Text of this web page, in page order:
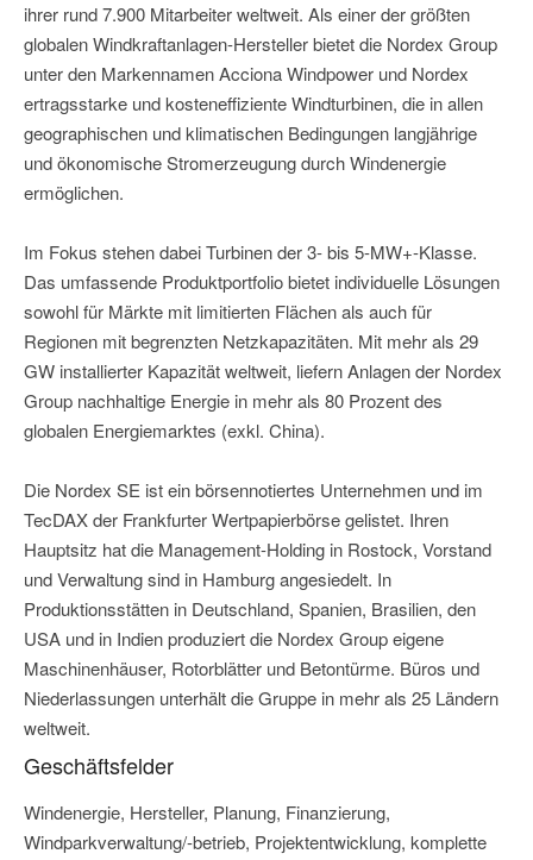
ihrer rund 7.900 Mitarbeiter weltweit. Als einer der größten
globalen Windkraftanlagen-Hersteller bietet die Nordex Group
unter den Markennamen Acciona Windpower und Nordex
ertragsstarke und kosteneffiziente Windturbinen, die in allen
geographischen und klimatischen Bedingungen langjährige
und ökonomische Stromerzeugung durch Windenergie
ermöglichen.
Im Fokus stehen dabei Turbinen der 3- bis 5-MW+-Klasse.
Das umfassende Produktportfolio bietet individuelle Lösungen
sowohl für Märkte mit limitierten Flächen als auch für
Regionen mit begrenzten Netzkapazitäten. Mit mehr als 29
GW installierter Kapazität weltweit, liefern Anlagen der Nordex
Group nachhaltige Energie in mehr als 80 Prozent des
globalen Energiemarktes (exkl. China).
Die Nordex SE ist ein börsennotiertes Unternehmen und im
TecDAX der Frankfurter Wertpapierbörse gelistet. Ihren
Hauptsitz hat die Management-Holding in Rostock, Vorstand
und Verwaltung sind in Hamburg angesiedelt. In
Produktionsstätten in Deutschland, Spanien, Brasilien, den
USA und in Indien produziert die Nordex Group eigene
Maschinenhäuser, Rotorblätter und Betontürme. Büros und
Niederlassungen unterhält die Gruppe in mehr als 25 Ländern
weltweit.
Geschäftsfelder
Windenergie, Hersteller, Planung, Finanzierung,
Windparkverwaltung/-betrieb, Projektentwicklung, komplette